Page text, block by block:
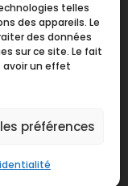
telles
des appareils. Le
des données
sur ce site. Le fait
avoir un effet
préférences
12 89
légales